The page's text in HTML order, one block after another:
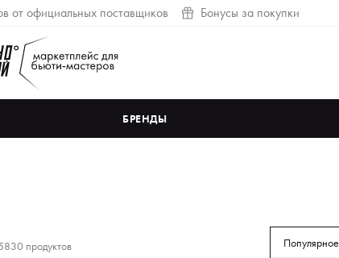
от официальных поставщиков Бонусы за покупки
БРЕНДЫ
продуктов Популярное